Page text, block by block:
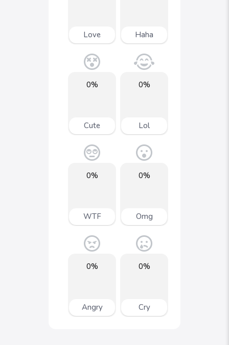
Haha
Love
0%
Lol
0%
Cute
0%
Omg
0%
WTF
0%
Cry
0%
Angry